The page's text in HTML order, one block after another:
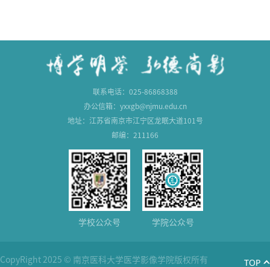
联系电话：025-86868388
办公信箱：yxxgb@njmu.edu.cn
地址：江苏省南京市江宁区龙眠大道101号
邮编：211166
学校公众号 学院公众号
CopyRight 2025 © 南京医科大学医学影像学院版权所有